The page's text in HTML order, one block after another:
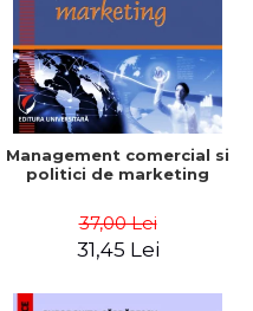
Management comercial si
politici de marketing
37,00 Lei
31,45 Lei